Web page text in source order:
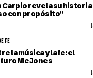
Carpio revela su historia
con propósito”
FE
la música y la fe: el
Mc Jones